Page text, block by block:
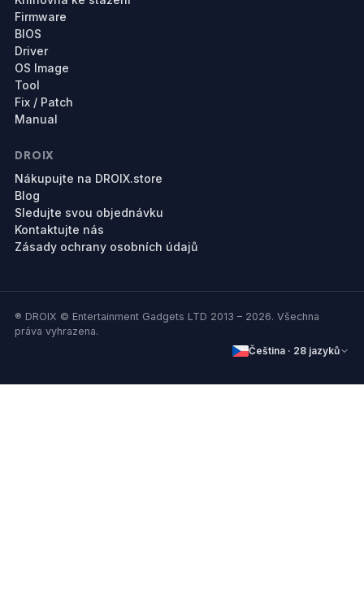
Firmware
BIOS
Driver
OS Image
Tool
Fix / Patch
Manual
DROIX
Nákupujte na DROIX.store
Blog
Sledujte svou objednávku
Kontaktujte nás
Zásady ochrany osobních údajů
® DROIX © Entertainment Gadgets LTD 2013 – 2026. Všechna
práva vyhrazena.
Čeština · 28 jazyků